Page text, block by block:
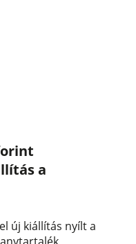
a
új kiállítás nyílt a